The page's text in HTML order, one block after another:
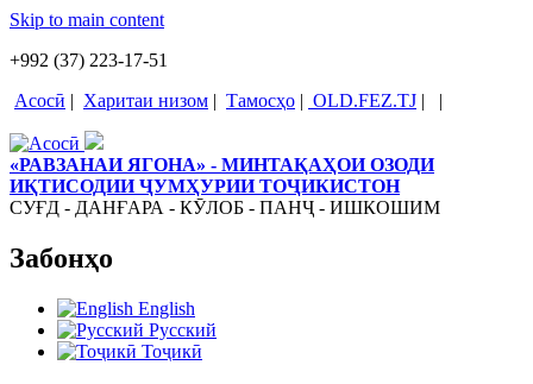
Skip to main content
+992 (37) 223-17-51
Асосӣ | Харитаи низом | Тамосҳо | OLD.FEZ.TJ | |
«РАВЗАНАИ ЯГОНА» - МИНТАҚАҲОИ ОЗОДИ
ИҚТИСОДИИ ҶУМҲУРИИ ТОҶИКИСТОН
СУҒД - ДАНҒАРА - КӮЛОБ - ПАНҶ - ИШКОШИМ
Забонҳо
English
Русский
Тоҷикӣ